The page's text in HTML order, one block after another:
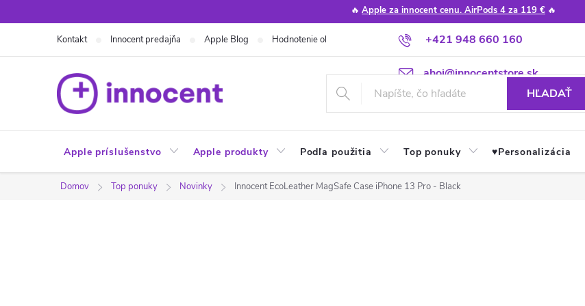
na
🔥 Apple za innocent cenu. AirPods 4 za 119 € 🔥
+421 948 660 160
ahoj@innocentstore.sk
Kontakt Innocent predajňa Apple Blog Hodnotenie obchodu Poradňa Apple návody a tipy
HĽADAŤ
Apple príslušenstvo Apple produkty Podľa použitia Top ponuky ♥︎Personalizácia
Domov Top ponuky Novinky Innocent EcoLeather MagSafe Case iPhone 13 Pro - Black